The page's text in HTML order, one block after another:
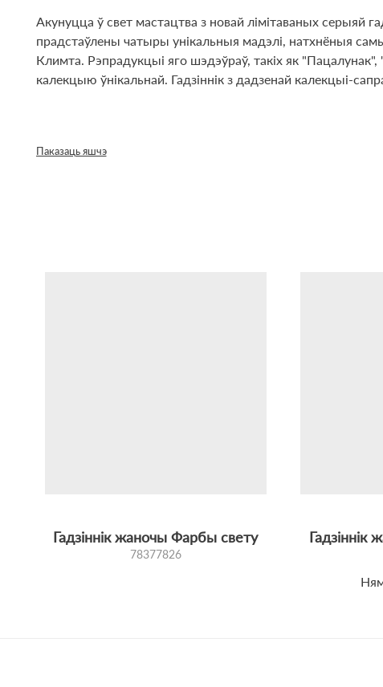
Акунуцца ў свет мастацтва з новай лімітаваных серыяй
прадстаўлены чатыры унікальныя мадэлі, натхнёныя
Климта. Рэпрадукцыі яго шэдэўраў, такіх як
калекцыю ўнікальнай. Гадзіннік з дадзенай калекцыі-
Паказаць яшчэ
Гадзіннік жаночы Фарбы свету
78377826